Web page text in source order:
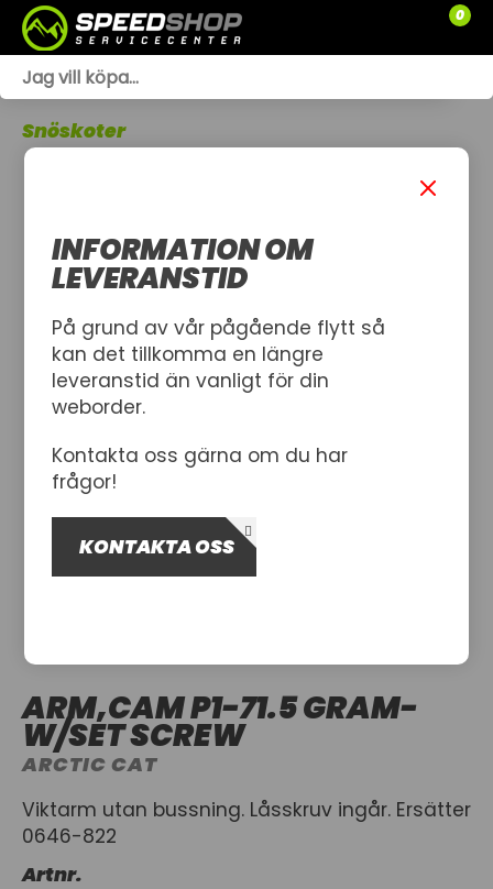
0
SLÄPVAGNAR
Snöskoter
ARM,CAM P1-71.5 GRAM-
W/SET SCREW
ARCTIC CAT
Viktarm utan bussning. Låsskruv ingår. Ersätter
0646-822
Artnr.
INFORMATION OM
LEVERANSTID
På grund av vår pågående flytt så
kan det tillkomma en längre
leveranstid än vanligt för din
weborder.
Kontakta oss gärna om du har
frågor!
KONTAKTA OSS